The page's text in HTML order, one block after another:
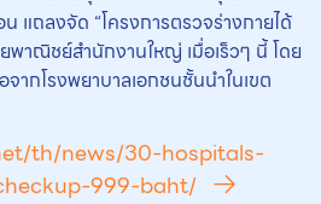
แถลงจัด “โครงการตรวจร่างกายได้
าณิชย์สำนักงานใหญ่ เมื่อเร็วๆ นี้ โดย
ากโรงพยาบาลเอกชนชั้นนำในเขต
th/news/30-hospitals-
999-baht/